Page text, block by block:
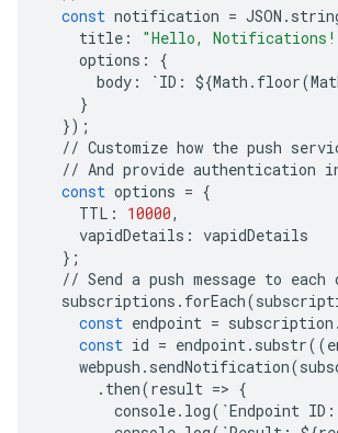
const notification = JSON .
title : "Hello,
options :
{
body : `ID : ${Math . floor(
}
});
// Customize how the push
// And provide authentication
const options = {
TTL : 10000,
vapidDetails : vapidDetails
};
// Send a push message to each
subscriptions . forEach(
const endpoint = subscription .
const id = endpoint. substr((
webpush . sendNotification(
. then(result => {
console. log( `Endpoint ID :